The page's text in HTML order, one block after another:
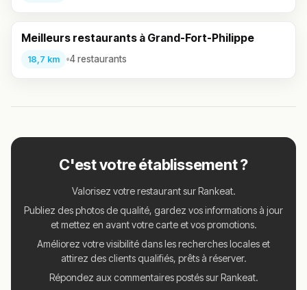
Meilleurs restaurants à Grand-Fort-Philippe
18,7 km •4 restaurants
C'est votre établissement ?
Valorisez votre restaurant sur Rankeat.
Publiez des photos de qualité, gardez vos informations à jour
et mettez en avant votre carte et vos promotions.
Améliorez votre visibilité dans les recherches locales et
attirez des clients qualifiés, prêts à réserver.
Répondez aux commentaires postés sur Rankeat.